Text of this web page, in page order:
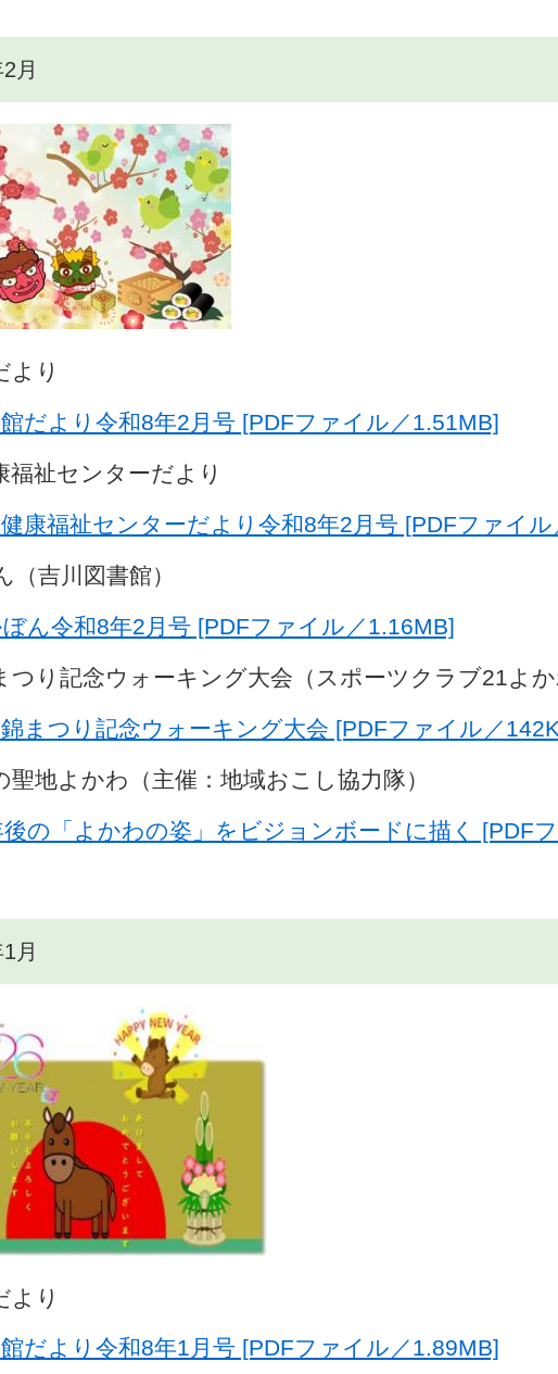
月
より
だより令和8年2月号 [PDFファイル／1.51MB]
福祉センターだより
康福祉センターだより令和8年2月号 [PDFファイ
（吉川図書館）
ん令和8年2月号 [PDFファイル／1.16MB]
つり記念ウォーキング大会（スポーツクラブ21よか
まつり記念ウォーキング大会 [PDFファイル／
聖地よかわ（主催：地域おこし協力隊）
後の「よかわの姿」をビジョンボードに描く [PDF
月
より
だより令和8年1月号 [PDFファイル／1.89MB]